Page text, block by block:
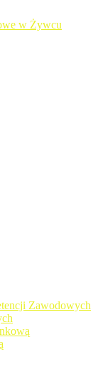
w
Zawodowych